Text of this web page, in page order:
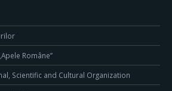
Române”
Scientific and Cultural Organization